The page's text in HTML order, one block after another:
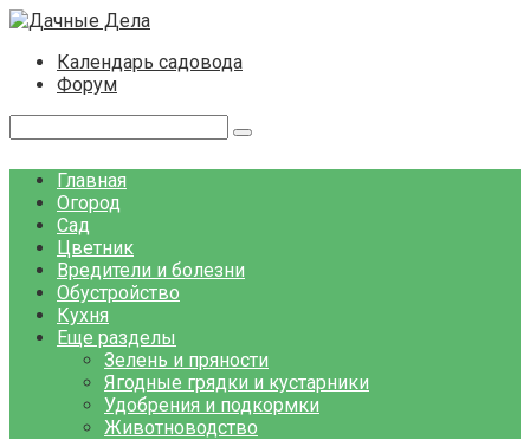
Перейти
контентуКалендарь садовода
Форум
Главная
Огород
Сад
Цветник
Вредители и болезни
Обустройство
Кухня
Еще разделы
Зелень и пряности
Ягодные грядки и кустарники
Удобрения и подкормки
Животноводство